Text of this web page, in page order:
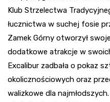
Klub Strzelectwa
łucznictwa w suchej fosie
Zamek Górny otworzył
dodatkowe atrakcje w
Excalibur zadbała o pokaz
okolicznościowych oraz
walizkowe dla